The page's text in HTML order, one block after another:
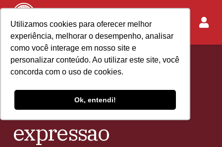
Utilizamos cookies para oferecer melhor
experiência, melhorar o desempenho, analisar
como você interage em nosso site e
personalizar conteúdo. Ao utilizar este site, você
concorda com o uso de cookies.
Ok, entendi!
expressao